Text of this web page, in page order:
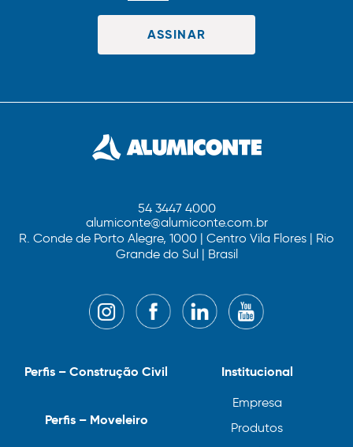
54 3447 4000
alumiconte@alumiconte.com.br
R. Conde de Porto Alegre, 1000 | Centro Vila Flores | Rio
Grande do Sul | Brasil
Institucional
Empresa
Produtos
Perfis – Construção Civil
Perfis – Moveleiro